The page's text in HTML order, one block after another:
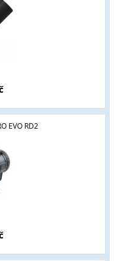
EVO RD2
veřejnosti od 18 let a